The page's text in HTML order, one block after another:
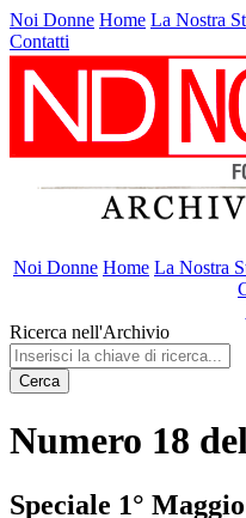
Noi Donne Home La Nostra
Contatti
Noi Donne Home La Nostra
Ricerca nell'Archivio
Cerca
Numero 18
Speciale 1°